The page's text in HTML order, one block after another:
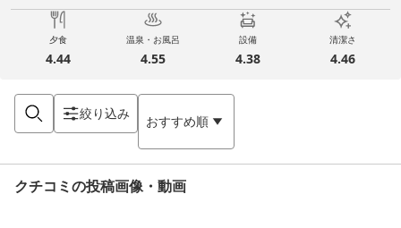
夕食
4.44
温泉・お風呂
4.55
設備
4.38
清潔さ
4.46
絞り込み おすすめ順
クチコミの投稿画像・動画